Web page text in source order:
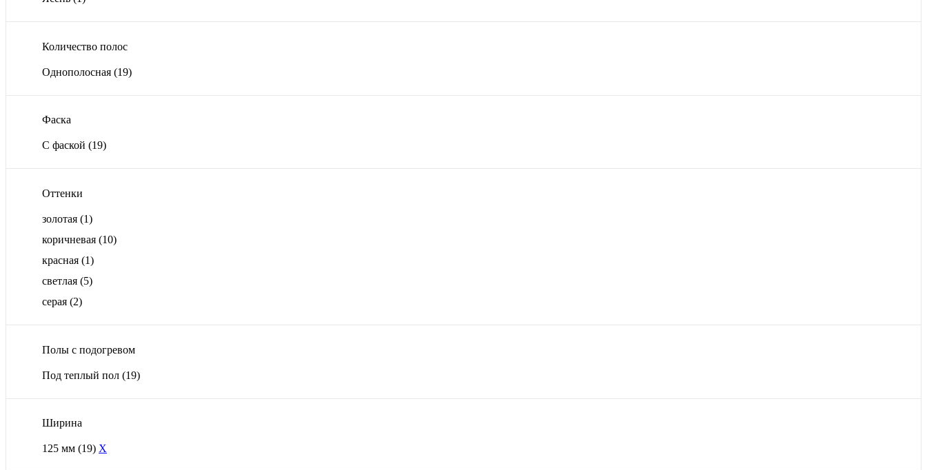
Количество полос
Однополосная (19)
Фаска
С фаской (19)
Оттенки
золотая (1)
коричневая (10)
красная (1)
светлая (5)
серая (2)
Полы с подогревом
Под теплый пол (19)
Ширина
125 мм (19) X